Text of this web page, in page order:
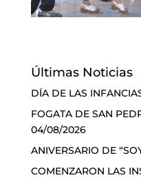
Últimas Noticias
DÍA DE LAS
FOGATA DE SAN
04/08/2026
ANIVERSARIO DE
COMENZARON LAS